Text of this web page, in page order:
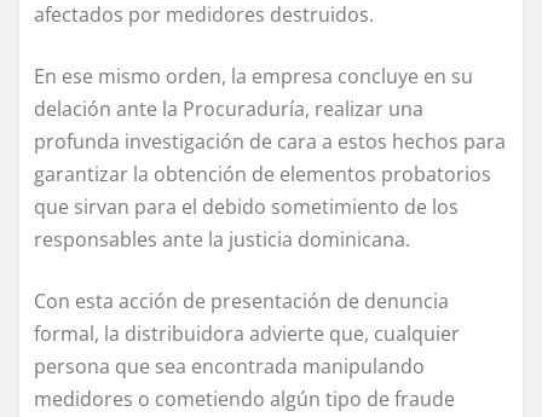
afectados por medidores destruidos.
En ese mismo orden, la empresa concluye en su
delación ante la Procuraduría, realizar una
profunda investigación de cara a estos hechos para
garantizar la obtención de elementos probatorios
que sirvan para el debido sometimiento de los
responsables ante la justicia dominicana.
Con esta acción de presentación de denuncia
formal, la distribuidora advierte que, cualquier
persona que sea encontrada manipulando
medidores o cometiendo algún tipo de fraude